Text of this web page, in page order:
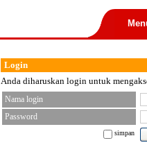
Login
Anda diharuskan login untuk
Nama login
Password
simpan